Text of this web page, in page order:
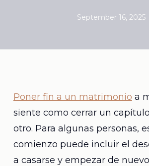
September 16, 2025
Poner fin a un matrimonio a
siente como cerrar un
otro. Para algunas personas,
comienzo puede incluir el
a casarse y empezar de